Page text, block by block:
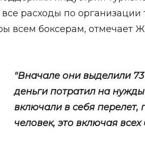
все расходы по
всем боксерам, отмечает
"Вначале они выделили
деньги потратил на
включали в себя
человек, это включая